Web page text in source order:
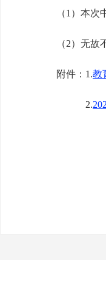
（1）本次中
（2）无故不
附件：1.教
2.